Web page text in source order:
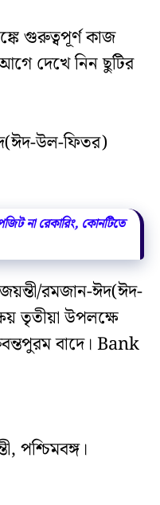
গুরুত্বপূর্ণ কাজ
আগে দেখে নিন ছুটির
উল-ফিতর)
না রেকারিং, কোনটিতে
রমজান-ঈদ(ঈদ-
তৃতীয়া উপলক্ষে
বাদে। Bank
পশ্চিমবঙ্গ।